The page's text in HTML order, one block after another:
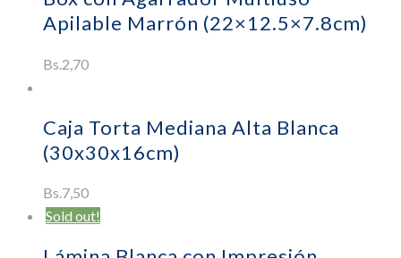
Apilable Marrón (22×12.5×7.8cm)
Bs. 2,70
Caja Torta Mediana Alta Blanca
(30x30x16cm)
Bs.7,50
Sold out!